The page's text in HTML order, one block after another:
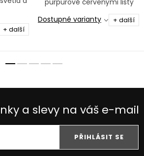
+ další
purpurově červenými listy
Dostupné varianty
+ další
a slevy na váš e-mail
PŘIHLÁSIT SE